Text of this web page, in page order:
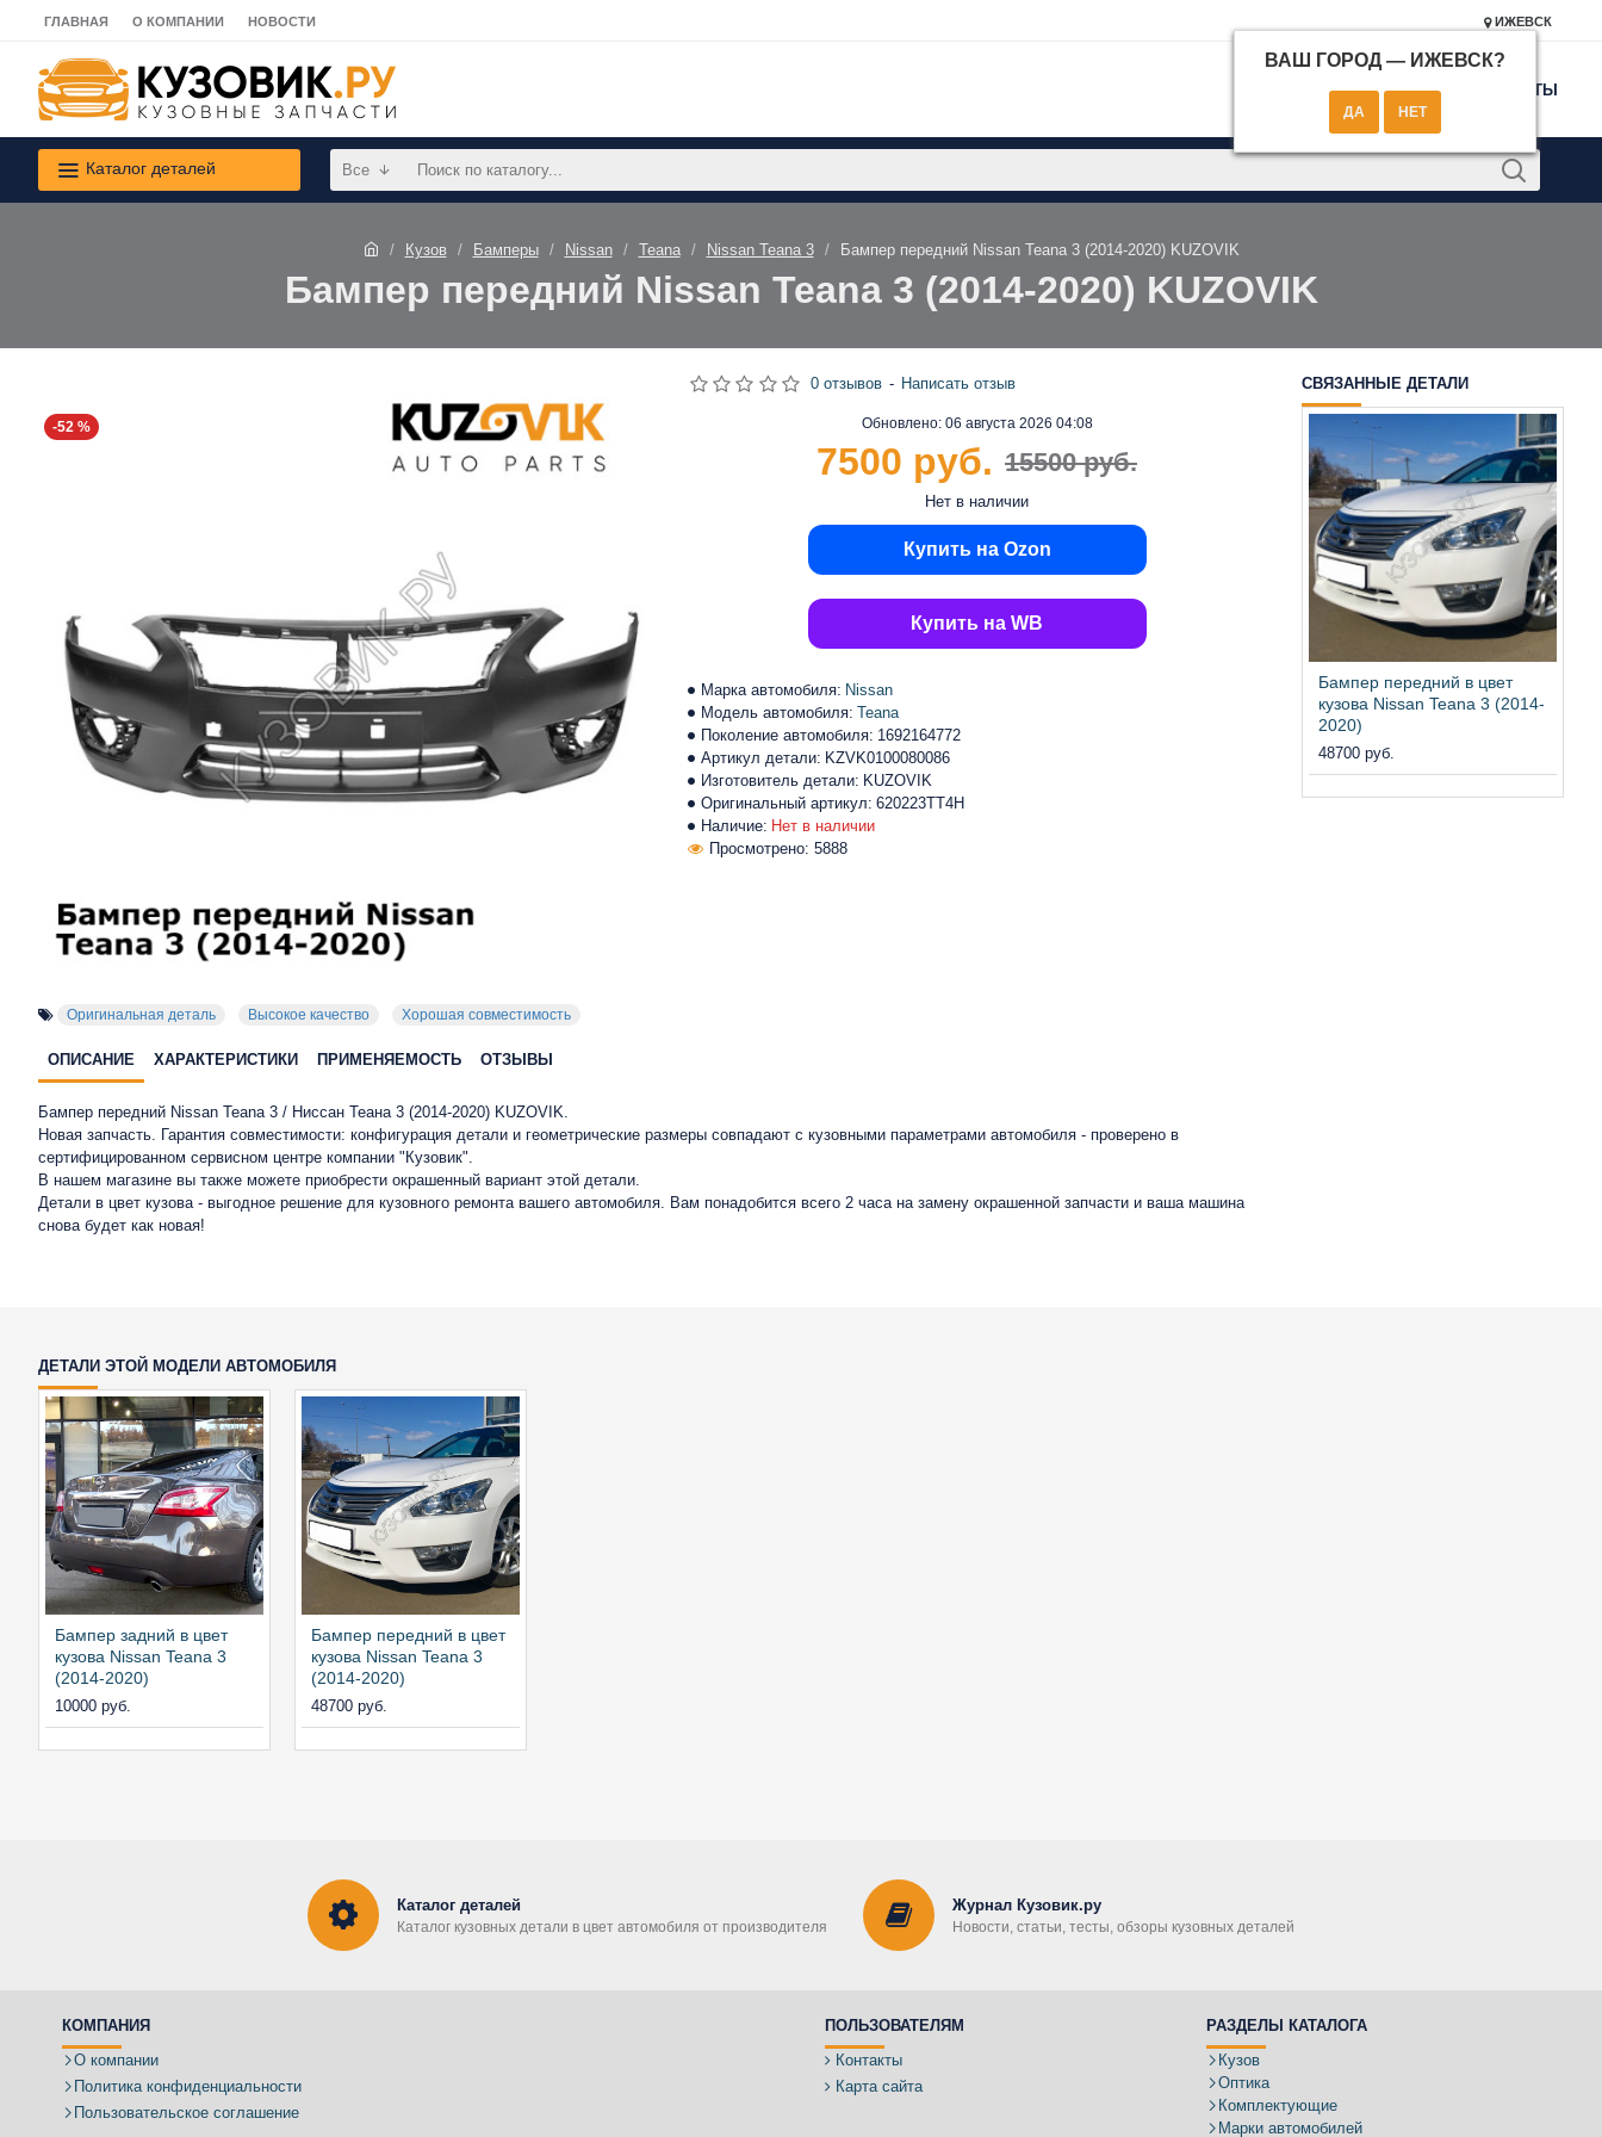
ГЛАВНАЯ О КОМПАНИИ НОВОСТИ ИЖЕВСК
ВАШ ГОРОД — ИЖЕВСК?
КОНТАКТЫ
Каталог деталей Все
Кузов Бамперы Nissan Teana Nissan Teana 3 Бампер передний Nissan Teana 3 (2014-2020) KUZOVIK
Бампер передний Nissan Teana 3 (2014-2020) KUZOVIK
-52 %
Оригинальная деталь Высокое качество Хорошая совместимость
Наличие: Нет в наличии
Марка автомобиля: Nissan
Модель автомобиля: Teana
Поколение автомобиля: 1692164772
Артикул детали: KZVK0100080086
Изготовитель детали: KUZOVIK
Оригинальный артикул: 620223TT4H
Просмотрено: 5888
Обновлено: 06 августа 2026 04:08
Нет в наличии
0 отзывов - Написать отзыв
15500 руб.
7500 руб.
Купить на Ozon
Купить на WB
ОПИСАНИЕ ХАРАКТЕРИСТИКИ ПРИМЕНЯЕМОСТЬ ОТЗЫВЫ
Бампер передний Nissan Teana 3 / Ниссан Теана 3 (2014-2020) KUZOVIK.
Новая запчасть. Гарантия совместимости: конфигурация детали и геометрические размеры совпадают с кузовными параметрами автомобиля - проверено в
сертифицированном сервисном центре компании "Кузовик".
В нашем магазине вы также можете приобрести окрашенный вариант этой детали.
Детали в цвет кузова - выгодное решение для кузовного ремонта вашего автомобиля. Вам понадобится всего 2 часа на замену окрашенной запчасти и ваша машина
снова будет как новая!
СВЯЗАННЫЕ ДЕТАЛИ
Бампер передний в цвет
кузова Nissan Teana 3 (2014-
2020)
48700 руб.
ДЕТАЛИ ЭТОЙ МОДЕЛИ АВТОМОБИЛЯ
Бампер задний в цвет
кузова Nissan Teana 3
(2014-2020)
10000 руб.
Бампер передний в цвет
кузова Nissan Teana 3
(2014-2020)
48700 руб.
Каталог деталей
Каталог кузовных детали в цвет автомобиля от производителя
Журнал Кузовик.ру
Новости, статьи, тесты, обзоры кузовных деталей
КОМПАНИЯ
О компании
Политика конфиденциальности
Пользовательское соглашение
ПОЛЬЗОВАТЕЛЯМ
Контакты
Карта сайта
РАЗДЕЛЫ КАТАЛОГА
Кузов
Оптика
Комплектующие
Марки автомобилей